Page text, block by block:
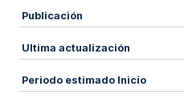
Publicación
Ultima actualización
Periodo estimado Inicio